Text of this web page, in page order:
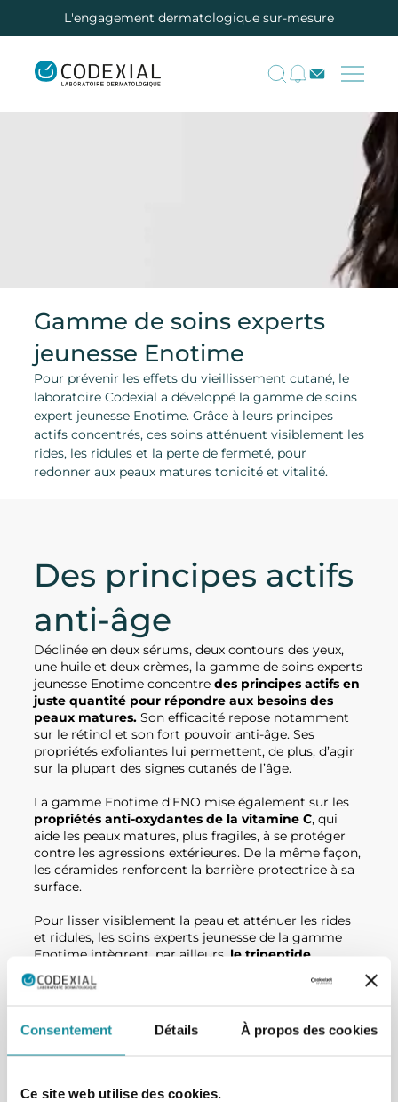
Consentement Détails À propos des cookies
Ce site web utilise des cookies.
L'engagement dermatologique sur-mesure
Gamme de soins experts
jeunesse Enotime
Pour prévenir les effets du vieillissement cutané, le
laboratoire Codexial a développé la gamme de soins
expert jeunesse Enotime. Grâce à leurs principes
actifs concentrés, ces soins atténuent visiblement les
rides, les ridules et la perte de fermeté, pour
redonner aux peaux matures tonicité et vitalité.
Des principes actifs
anti-âge
Déclinée en deux sérums, deux contours des yeux,
une huile et deux crèmes, la gamme de soins experts
jeunesse Enotime concentre des principes actifs en
juste quantité pour répondre aux besoins des
peaux matures. Son efficacité repose notamment
sur le rétinol et son fort pouvoir anti-âge. Ses
propriétés exfoliantes lui permettent, de plus, d’agir
sur la plupart des signes cutanés de l’âge.
La gamme Enotime d’ENO mise également sur les
propriétés anti-oxydantes de la vitamine C, qui
aide les peaux matures, plus fragiles, à se protéger
contre les agressions extérieures. De la même façon,
les céramides renforcent la barrière protectrice à sa
surface.
Pour lisser visiblement la peau et atténuer les rides
et ridules, les soins experts jeunesse de la gamme
Enotime intègrent, par ailleurs, le tripeptide
tenseur . Capable de mimer l’action du venin de
serpent , cet actif limite les contractions musculaires
des rides d’expressions.
Enfin, à l’exception de l’huile, l’ensemble de la
pour ses propriétés anti-âge, ce principe actif